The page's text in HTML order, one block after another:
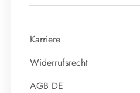
Karriere
Widerrufsrecht
AGB DE